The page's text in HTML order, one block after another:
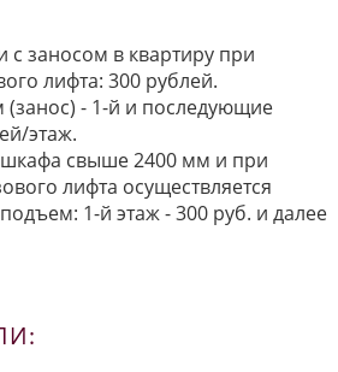
заносом в квартиру при
лифта: 300 рублей.
- 1-й и последующие
этаж.
свыше 2400 мм и при
лифта осуществляется
1-й этаж - 300 руб. и далее